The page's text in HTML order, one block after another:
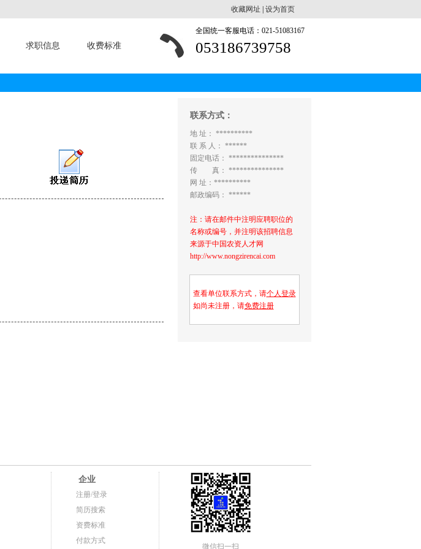
收藏网址 设为首页
求职信息 收费标准
全国统一客服电话：021-51083167
053186739758
联系方式：
地 址： **********
联 系 人： ******
固定电话： ***************
传 真： ***************
网 址：**********
邮政编码： ******
注：请在邮件中注明应聘职位的
名称或编号，并注明该招聘信息
来源于中国农资人才网
http://www.nongzirencai.com
查看单位联系方式，请个人登录
如尚未注册，请免费注册
企业
注册/登录
简历搜索
资费标准
付款方式
微信扫一扫